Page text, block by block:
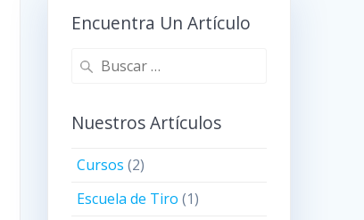
Encuentra Un Artículo
Buscar:
Nuestros Artículos
Cursos (2)
Escuela de Tiro (1)